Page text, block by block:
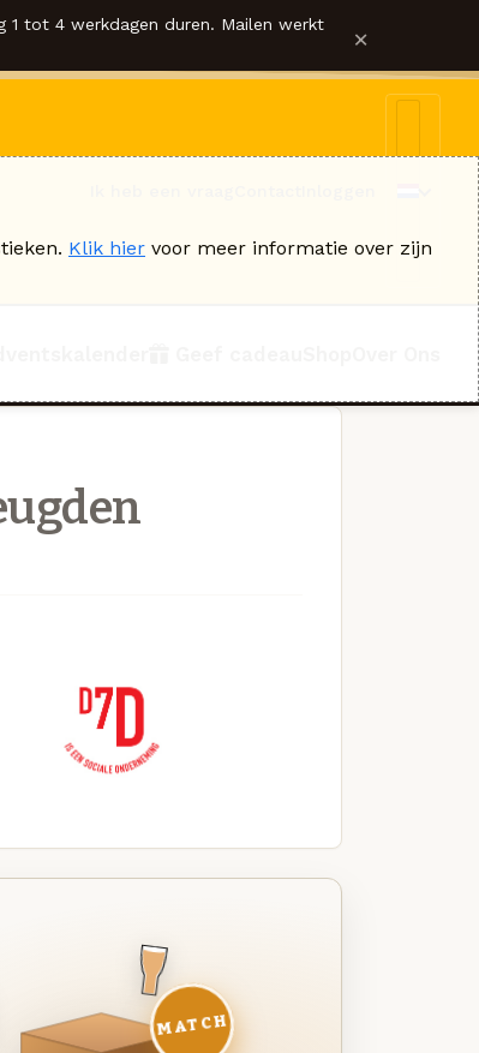
1 tot 4 werkdagen duren. Mailen werkt ×
MATCH
Klik hier voor meer informatie over zijn